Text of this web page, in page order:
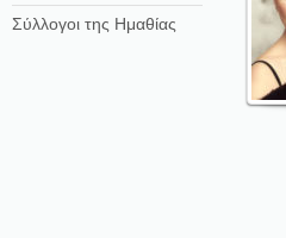
Σύλλογοι της Ημαθίας